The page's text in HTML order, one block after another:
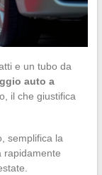
e un tubo da
auto a
il che giustifica
semplifica la
rapidamente